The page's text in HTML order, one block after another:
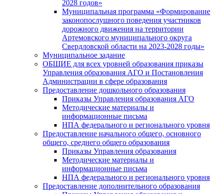
2028 годов»
Муниципальная программа «Формирование
законопослушного поведения участников
дорожного движения на территории
Артемовского муниципального округа
Свердловской области на 2023-2028 годы»
Муниципальное задание
ОБЩИЕ для всех уровней образования приказы
Управления образования АГО и Постановления
Администрации в сфере образования
Предоставление дошкольного образования
Приказы Управления образования АГО
Методические материалы и
информационные письма
НПА федерального и регионального уровня
Предоставление начального общего, основного
общего, среднего общего образования
Приказы Управления образования
Методические материалы и
информационные письма
НПА федерального и регионального уровня
Предоставление дополнительного образования